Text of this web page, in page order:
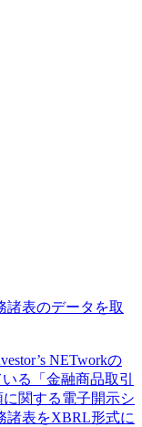
諸表のデータを取
NETworkの
る「金融商品取引
関する電子開示シ
諸表をXBRL形式に